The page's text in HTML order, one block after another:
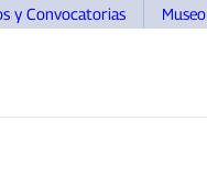
y Convocatorias Museo